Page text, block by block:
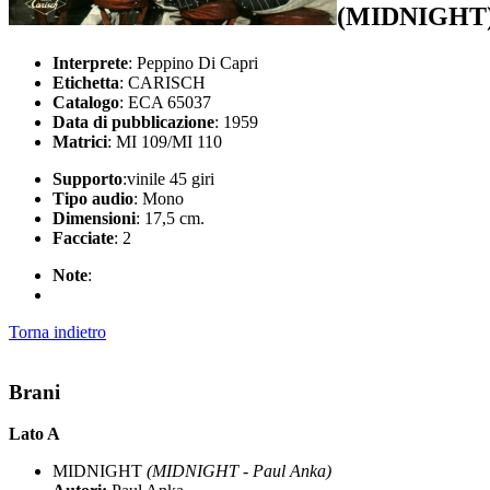
Interprete: Peppino Di Capri
Etichetta: CARISCH
Catalogo: ECA 65037
Data di pubblicazione: 1959
Matrici: MI 109/MI 110
Supporto:vinile 45 giri
Tipo audio: Mono
Dimensioni: 17,5 cm.
Facciate: 2
Note:
Torna indietro
Brani
Lato A
MIDNIGHT (MIDNIGHT - Paul Anka)